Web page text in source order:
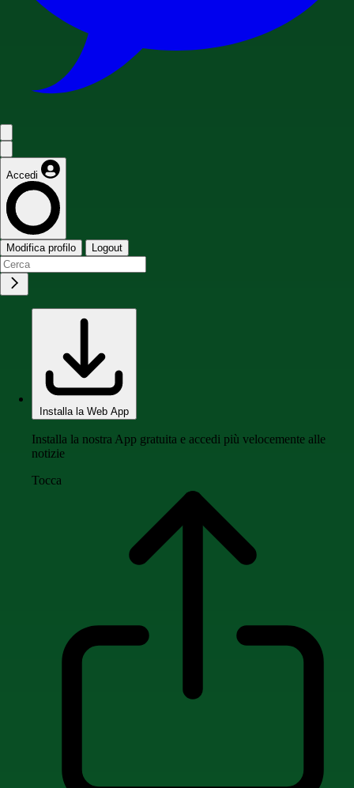
Accedi
Modifica profilo Logout
Installa la Web App
Installa la nostra App gratuita e accedi più velocemente alle
notizie
Tocca